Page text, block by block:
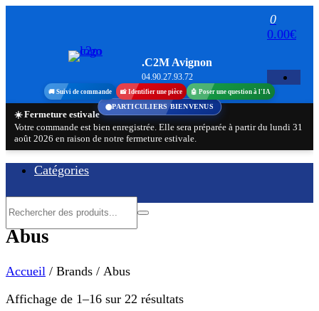
.C2M Avignon
04.90.27.93.72
0
0.00€
🚚 Suivi de commande 📸 Identifier une pièce 🤖 Poser une question à l'IA
☀️ Fermeture estivale
Votre commande est bien enregistrée. Elle sera préparée à partir du lundi 31
août 2026 en raison de notre fermeture estivale.
Catégories
Abus
Accueil / Brands / Abus
Affichage de 1–16 sur 22 résultatsTrié
PARTICULIERS BIENVENUS